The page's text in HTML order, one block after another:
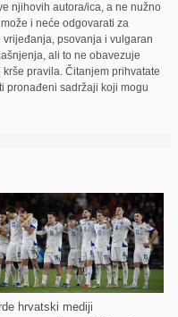
njihovih autora/ica, a ne nužno
i neće odgovarati za
psovanja i vulgaran
ali to ne obavezuje
pravila. Čitanjem prihvatate
pronađeni sadržaji koji mogu
hrvatski mediji